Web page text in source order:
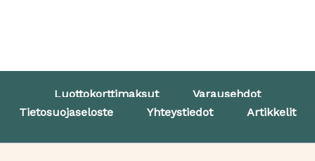
Luottokorttimaksut
Varausehdot
Tietosuojaseloste
Yhteystiedot Artikkelit